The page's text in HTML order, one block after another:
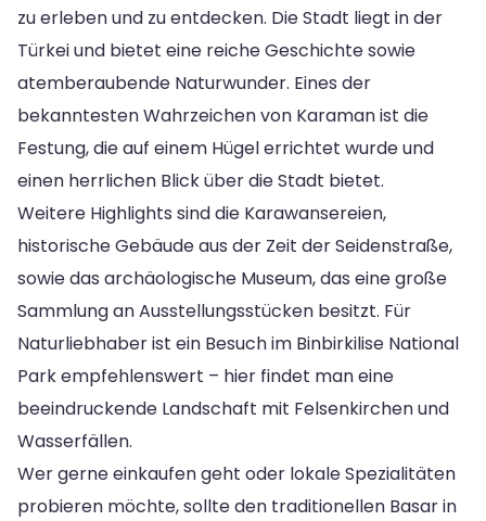
zu erleben und zu entdecken. Die Stadt liegt in der
Türkei und bietet eine reiche Geschichte sowie
atemberaubende Naturwunder. Eines der
bekanntesten Wahrzeichen von Karaman ist die
Festung, die auf einem Hügel errichtet wurde und
einen herrlichen Blick über die Stadt bietet.
Weitere Highlights sind die Karawansereien,
historische Gebäude aus der Zeit der Seidenstraße,
sowie das archäologische Museum, das eine große
Sammlung an Ausstellungsstücken besitzt. Für
Naturliebhaber ist ein Besuch im Binbirkilise National
Park empfehlenswert – hier findet man eine
beeindruckende Landschaft mit Felsenkirchen und
Wasserfällen.
Wer gerne einkaufen geht oder lokale Spezialitäten
probieren möchte, sollte den traditionellen Basar in